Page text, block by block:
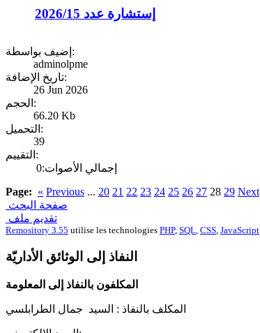
إستشارة عدد 2026/15
إضيف بواسطة:
adminolpme
تاريخ الإضافة:
26 Jun 2026
الحجم:
66.20 Kb
التحميل:
39
التقييم:
إجمالي الأصوات:0
Page: « Previous ... 20 21 22 23 24 25 26 27 28 29 Next
صفحة البحث
تقديم ملف
Remository 3.55 utilise les technologies PHP, SQL, CSS, JavaScript
النفاذ إلى الوثائق الأداريّة
المكلفون بالنفاذ إلى المعلومة
المكلف بالنفاذ : السيد جمال الطرابلسي